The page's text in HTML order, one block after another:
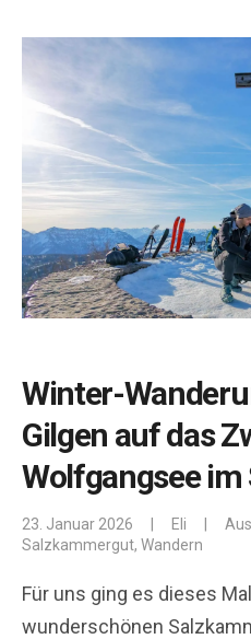
Winter-
Gilgen auf das
Wolfgangsee
23. Januar 2026 Eli
Salzkammergut, Wandern
Für uns ging es dieses
wunderschönen